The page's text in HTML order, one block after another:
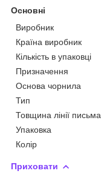
Основні
Виробник
Країна виробник
Кількість в упаковці
Призначення
Основа чорнила
Тип
Товщина лінії письма
Упаковка
Колір
Приховати